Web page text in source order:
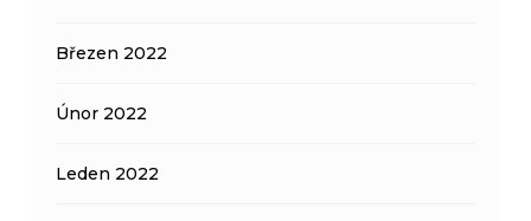
Březen 2022
Únor 2022
Leden 2022